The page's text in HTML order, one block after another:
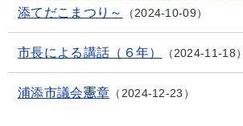
添てだこまつり～
2024-10-09
市長による講話（６年） 2024-11-18
浦添市議会憲章 2024-12-23